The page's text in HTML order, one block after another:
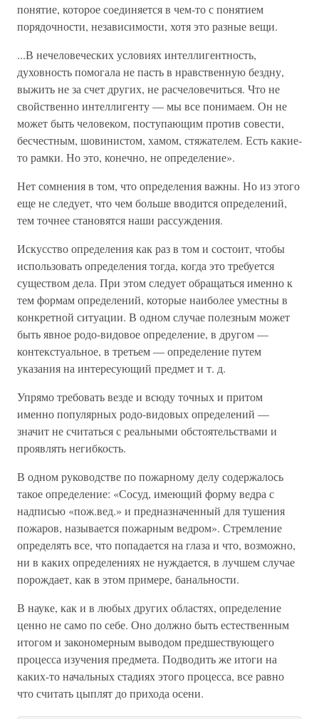
понятие, которое соединяется в чем-то с понятием
порядочности, независимости, хотя это разные вещи.
...В нечеловеческих условиях интеллигентность,
духовность помогала не пасть в нравственную бездну,
выжить не за счет других, не расчеловечиться. Что не
свойственно интеллигенту — мы все понимаем. Он не
может быть человеком, поступающим против совести,
бесчестным, шовинистом, хамом, стяжателем. Есть какие-
то рамки. Но это, конечно, не определение».
Нет сомнения в том, что определения важны. Но из этого
еще не следует, что чем больше вводится определений,
тем точнее становятся наши рассуждения.
Искусство определения как раз в том и состоит, чтобы
использовать определения тогда, когда это требуется
существом дела. При этом следует обращаться именно к
тем формам определений, которые наиболее уместны в
конкретной ситуации. В одном случае полезным может
быть явное родо-видовое определение, в другом —
контекстуальное, в третьем — определение путем
указания на интересующий предмет и т. д.
Упрямо требовать везде и всюду точных и притом
именно популярных родо-видовых определений —
значит не считаться с реальными обстоятельствами и
проявлять негибкость.
В одном руководстве по пожарному делу содержалось
такое определение: «Сосуд, имеющий форму ведра с
надписью «пож.вед.» и предназначенный для тушения
пожаров, называется пожарным ведром». Стремление
определять все, что попадается на глаза и что, возможно,
ни в каких определениях не нуждается, в лучшем случае
порождает, как в этом примере, банальности.
В науке, как и в любых других областях, определение
ценно не само по себе. Оно должно быть естественным
итогом и закономерным выводом предшествующего
процесса изучения предмета. Подводить же итоги на
каких-то начальных стадиях этого процесса, все равно
что считать цыплят до прихода осени.